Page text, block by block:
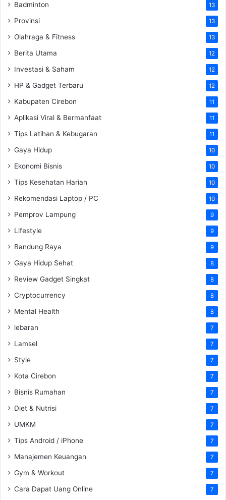
Badminton 13
Provinsi 13
Olahraga & Fitness 13
Berita Utama 12
Investasi & Saham 12
HP & Gadget Terbaru 12
Kabupaten Cirebon 11
Aplikasi Viral & Bermanfaat 11
Tips Latihan & Kebugaran 11
Gaya Hidup 10
Ekonomi Bisnis 10
Tips Kesehatan Harian 10
Rekomendasi Laptop / PC 10
Pemprov Lampung 9
Lifestyle 9
Bandung Raya 9
Gaya Hidup Sehat 8
Review Gadget Singkat 8
Cryptocurrency 8
Mental Health 8
lebaran 7
Lamsel 7
Style 7
Kota Cirebon 7
Bisnis Rumahan 7
Diet & Nutrisi 7
UMKM 7
Tips Android / iPhone 7
Manajemen Keuangan 7
Gym & Workout 7
Cara Dapat Uang Online 7